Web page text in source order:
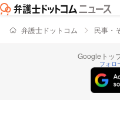
弁護士ドットコム 民事・
Googleトッ
フォロ